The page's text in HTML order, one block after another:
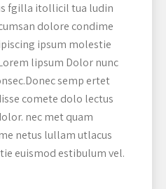
fgilla itollicil tua ludin
dolore condime
ipsum molestie
lipsum Dolor nunc
semp ertet
comete dolo lectus
nec met quam
netus lullam utlacus
euismod estibulum vel.